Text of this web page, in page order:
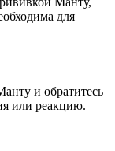
для
и обратитесь
или реакцию.